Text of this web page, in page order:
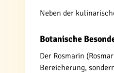
Neben der
Botanische
Der Rosmarin
Bereicherung,